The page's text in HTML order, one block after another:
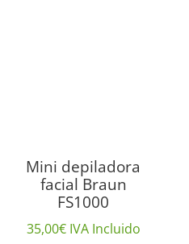
Mini depiladora
facial Braun
FS1000
35,00€ IVA Incluido